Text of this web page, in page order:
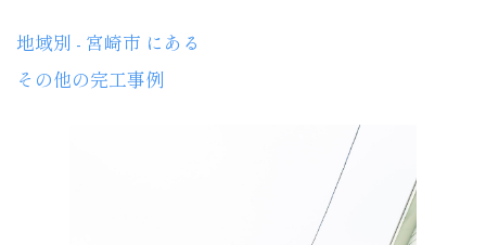
地域別 - 宮崎市 にある
その他の完工事例